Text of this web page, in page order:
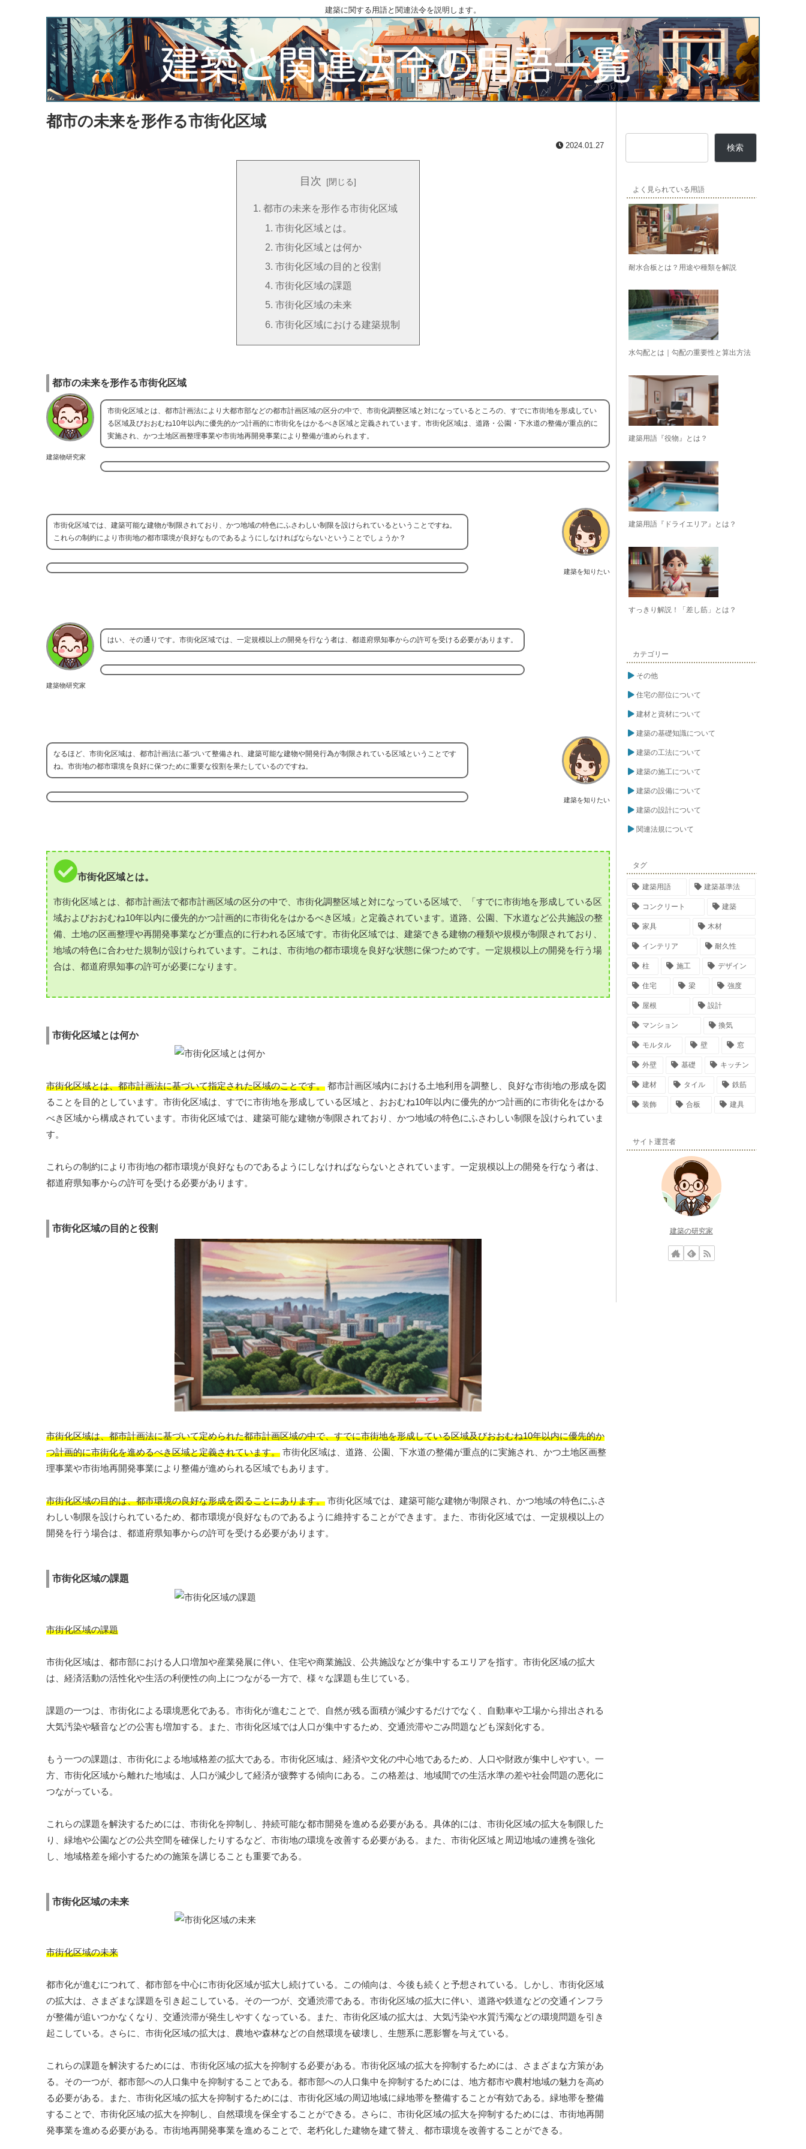
建築に関する用語と関連法令を説明します。
都市の未来を形作る市街化区域
2024.01.27
目次
都市の未来を形作る市街化区域
市街化区域とは。
市街化区域とは何か
市街化区域の目的と役割
市街化区域の課題
市街化区域の未来
市街化区域における建築規制
都市の未来を形作る市街化区域
建築物研究家
市街化区域とは、都市計画法により大都市部などの都市計画区域の区分の中で、市街化調整区域と対になっているところの、すでに市街地を形成してい
る区域及びおおむね10年以内に優先的かつ計画的に市街化をはかるべき区域と定義されています。市街化区域は、道路・公園・下水道の整備が重点的に
実施され、かつ土地区画整理事業や市街地再開発事業により整備が進められます。
建築を知りたい
市街化区域では、建築可能な建物が制限されており、かつ地域の特色にふさわしい制限を設けられているということですね。
これらの制約により市街地の都市環境が良好なものであるようにしなければならないということでしょうか？
建築物研究家
はい、その通りです。市街化区域では、一定規模以上の開発を行なう者は、都道府県知事からの許可を受ける必要があります。
建築を知りたい
なるほど、市街化区域は、都市計画法に基づいて整備され、建築可能な建物や開発行為が制限されている区域ということです
ね。市街地の都市環境を良好に保つために重要な役割を果たしているのですね。
市街化区域とは。
市街化区域とは、都市計画法で都市計画区域の区分の中で、市街化調整区域と対になっている区域で、「すでに市街地を形成している区
域およびおおむね10年以内に優先的かつ計画的に市街化をはかるべき区域」と定義されています。道路、公園、下水道など公共施設の整
備、土地の区画整理や再開発事業などが重点的に行われる区域です。市街化区域では、建築できる建物の種類や規模が制限されており、
地域の特色に合わせた規制が設けられています。これは、市街地の都市環境を良好な状態に保つためです。一定規模以上の開発を行う場
合は、都道府県知事の許可が必要になります。
市街化区域とは何か
市街化区域とは、都市計画法に基づいて指定された区域のことです。 都市計画区域内における土地利用を調整し、良好な市街地の形成を図
ることを目的としています。市街化区域は、すでに市街地を形成している区域と、おおむね10年以内に優先的かつ計画的に市街化をはかる
べき区域から構成されています。市街化区域では、建築可能な建物が制限されており、かつ地域の特色にふさわしい制限を設けられていま
す。
これらの制約により市街地の都市環境が良好なものであるようにしなければならないとされています。一定規模以上の開発を行なう者は、
都道府県知事からの許可を受ける必要があります。
市街化区域の目的と役割
市街化区域は、都市計画法に基づいて定められた都市計画区域の中で、すでに市街地を形成している区域及びおおむね10年以内に優先的か
つ計画的に市街化を進めるべき区域と定義されています。 市街化区域は、道路、公園、下水道の整備が重点的に実施され、かつ土地区画整
理事業や市街地再開発事業により整備が進められる区域でもあります。
市街化区域の目的は、都市環境の良好な形成を図ることにあります。 市街化区域では、建築可能な建物が制限され、かつ地域の特色にふさ
わしい制限を設けられているため、都市環境が良好なものであるように維持することができます。また、市街化区域では、一定規模以上の
開発を行う場合は、都道府県知事からの許可を受ける必要があります。
市街化区域の課題
市街化区域の課題
市街化区域は、都市部における人口増加や産業発展に伴い、住宅や商業施設、公共施設などが集中するエリアを指す。市街化区域の拡大
は、経済活動の活性化や生活の利便性の向上につながる一方で、様々な課題も生じている。
課題の一つは、市街化による環境悪化である。市街化が進むことで、自然が残る面積が減少するだけでなく、自動車や工場から排出される
大気汚染や騒音などの公害も増加する。また、市街化区域では人口が集中するため、交通渋滞やごみ問題なども深刻化する。
もう一つの課題は、市街化による地域格差の拡大である。市街化区域は、経済や文化の中心地であるため、人口や財政が集中しやすい。一
方、市街化区域から離れた地域は、人口が減少して経済が疲弊する傾向にある。この格差は、地域間での生活水準の差や社会問題の悪化に
つながっている。
これらの課題を解決するためには、市街化を抑制し、持続可能な都市開発を進める必要がある。具体的には、市街化区域の拡大を制限した
り、緑地や公園などの公共空間を確保したりするなど、市街地の環境を改善する必要がある。また、市街化区域と周辺地域の連携を強化
し、地域格差を縮小するための施策を講じることも重要である。
市街化区域の未来
市街化区域の未来
都市化が進むにつれて、都市部を中心に市街化区域が拡大し続けている。この傾向は、今後も続くと予想されている。しかし、市街化区域
の拡大は、さまざまな課題を引き起こしている。その一つが、交通渋滞である。市街化区域の拡大に伴い、道路や鉄道などの交通インフラ
が整備が追いつかなくなり、交通渋滞が発生しやすくなっている。また、市街化区域の拡大は、大気汚染や水質汚濁などの環境問題を引き
起こしている。さらに、市街化区域の拡大は、農地や森林などの自然環境を破壊し、生態系に悪影響を与えている。
これらの課題を解決するためには、市街化区域の拡大を抑制する必要がある。市街化区域の拡大を抑制するためには、さまざまな方策があ
る。その一つが、都市部への人口集中を抑制することである。都市部への人口集中を抑制するためには、地方都市や農村地域の魅力を高め
る必要がある。また、市街化区域の拡大を抑制するためには、市街化区域の周辺地域に緑地帯を整備することが有効である。緑地帯を整備
することで、市街化区域の拡大を抑制し、自然環境を保全することができる。さらに、市街化区域の拡大を抑制するためには、市街地再開
発事業を進める必要がある。市街地再開発事業を進めることで、老朽化した建物を建て替え、都市環境を改善することができる。
検索
よく見られている用語
耐水合板とは？用途や種類を解説
水勾配とは｜勾配の重要性と算出方法
建築用語『役物』とは？
建築用語『ドライエリア』とは？
すっきり解説！「差し筋」とは？
カテゴリー
その他
住宅の部位について
建材と資材について
建築の基礎知識について
建築の工法について
建築の施工について
建築の設備について
建築の設計について
関連法規について
タグ
建築用語 建築基準法
コンクリート 建築
家具 木材
インテリア 耐久性
柱 施工 デザイン
住宅 梁 強度
屋根 設計
マンション 換気
モルタル 壁 窓
外壁 基礎 キッチン
建材 タイル 鉄筋
装飾 合板 建具
サイト運営者
建築の研究家